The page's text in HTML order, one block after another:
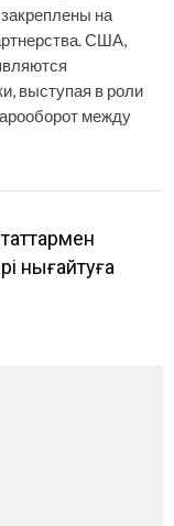
на
США,
выступая в роли
между
нығайтуға